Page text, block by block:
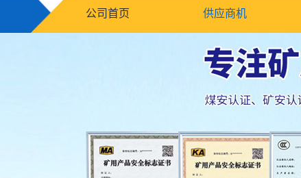
公司首页 供应商机